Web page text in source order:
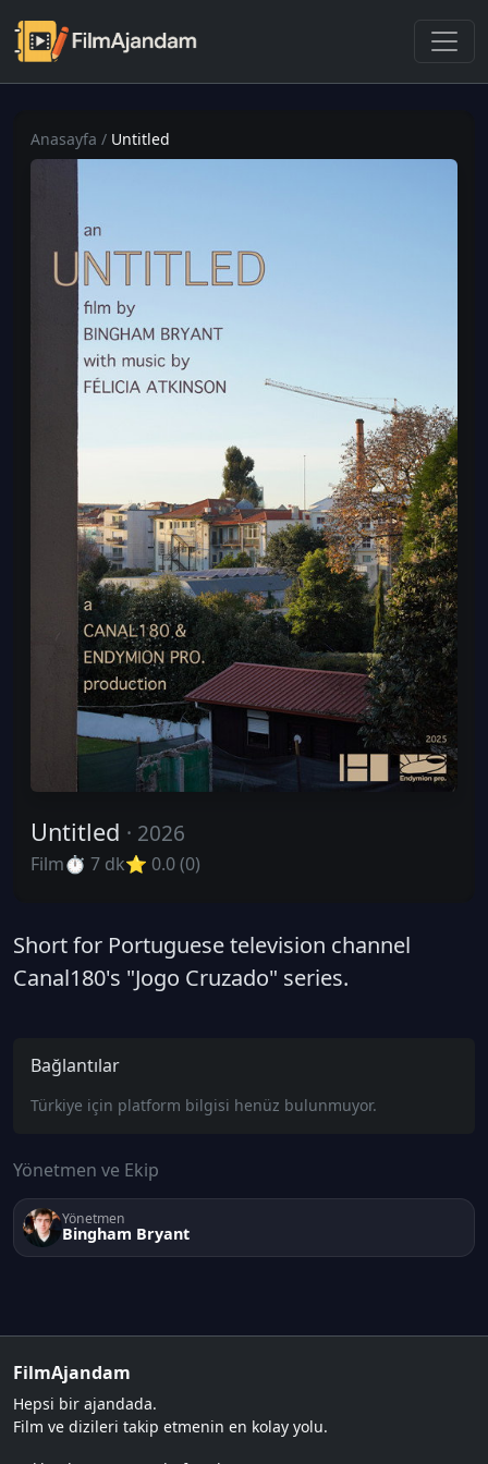
Anasayfa / Untitled
Untitled · 2026
Film⏱ 7 dk⭐ 0.0 (0)
Short for Portuguese television channel
Canal180's "Jogo Cruzado" series.
Bağlantılar
Türkiye için platform bilgisi henüz bulunmuyor.
Yönetmen ve Ekip
Yönetmen
Bingham Bryant
FilmAjandam
Hepsi bir ajandada.
Film ve dizileri takip etmenin en kolay yolu.